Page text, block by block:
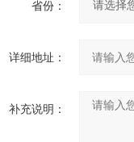
省份：
详细地址：
补充说明：